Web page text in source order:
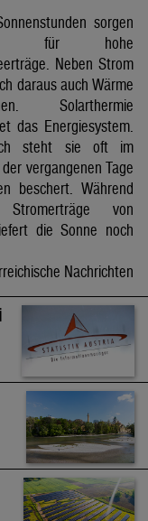
sorgen
für hohe
Neben Strom
daraus auch Wärme
Solarthermie
das Energiesystem.
steht sie oft im
vergangenen Tage
beschert. Während
von
die Sonne noch
Nachrichten